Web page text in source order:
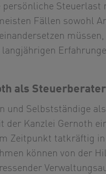
persönliche
Fällen sowohl
als
und Selbstständige
der Kanzlei Gernoth
Zeitpunkt tatkräftig
können von der